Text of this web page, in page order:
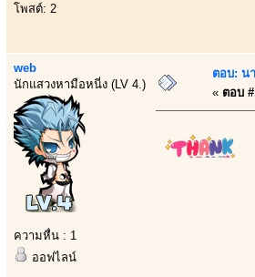
โพสต์: 2
web
นักแสวงหามือหนี่ง (LV 4.)
ความหื่น : 1
ออฟไลน์
ตอบ: น
« ตอบ